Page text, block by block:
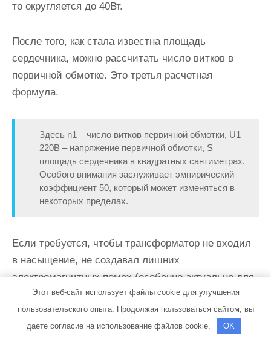
то округляется до 40Вт.
После того, как стала известна площадь
сердечника, можно рассчитать число витков в
первичной обмотке. Это третья расчетная
формула.
Здесь n1 – число витков первичной обмотки, U1 –
220В – напряжение первичной обмотки, S
площадь сердечника в квадратных сантиметрах.
Особого внимания заслуживает эмпирический
коэффициент 50, который может изменяться в
некоторых пределах.
Если требуется, чтобы трансформатор не входил
в насыщение, не создавал лишних
электромагнитных помех (особенно актуально для
звуковоспроизводящей аппаратуры), этот
коэффициент можно увеличить до 60. В этом
случае количество витков в обмотках увеличится,
Этот веб-сайт использует файлы cookie для улучшения
пользовательского опыта. Продолжая пользоваться сайтом, вы
даете согласие на использование файлов cookie.
OK